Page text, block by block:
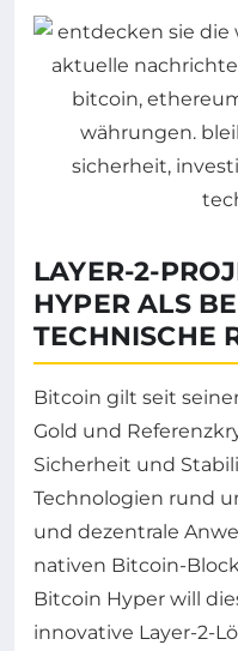
LAYER-2-
HYPER ALS
TECHNISCHE
Bitcoin gilt seit
Gold und
Sicherheit und
Technologien rund
und dezentrale
nativen Bitcoin-
Bitcoin Hyper will
innovative Layer-2-